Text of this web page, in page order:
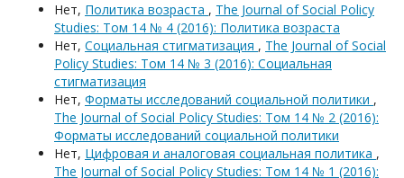
Нет, Политика возраста , The Journal of Social Policy
Studies: Том 14 № 4 (2016): Политика возраста
Нет, Социальная стигматизация , The Journal of Social
Policy Studies: Том 14 № 3 (2016): Социальная
стигматизация
Нет, Форматы исследований социальной политики ,
The Journal of Social Policy Studies: Том 14 № 2 (2016):
Форматы исследований социальной политики
Нет, Цифровая и аналоговая социальная политика ,
The Journal of Social Policy Studies: Том 14 № 1 (2016):